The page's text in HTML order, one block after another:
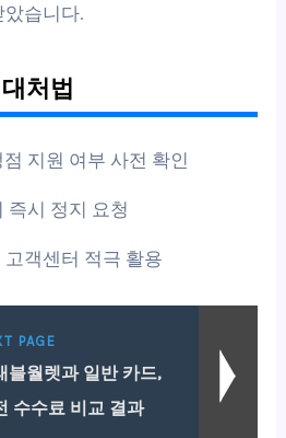
습니다.
처법
지원 여부 사전 확인
즉시 정지 요청
고객센터 적극 활용
PAGE
블월렛과 일반 카드,
수수료 비교 결과